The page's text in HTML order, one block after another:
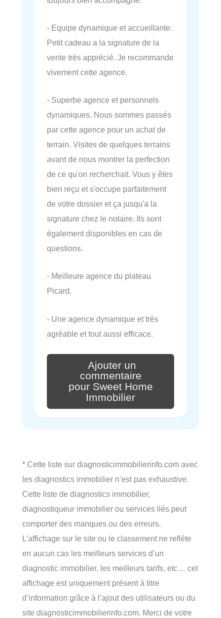
- Equipe dynamique et accueillante.
Petit cadeau a la signature de la
vente très apprécié. Je recommande
vivement cette agence.
- Superbe agence et personnels
dynamiques. Nous sommes passés
par cette agence pour un achat de
terrain. Visites de quelques terrains
avant de nous montrer la perfection
de ce qu'on recherchait. Vous y êtes
bien reçu et s'occupe parfaitement
de votre dossier et ça jusqu'a la
signature chez le notaire. Ils sont
également disponibles en cas de
questions.
- Meilleure agence du plateau
Picard.
- Une agence dynamique et très
agréable et tout aussi efficace.
Ajouter un
commentaire
pour Sweet Home
Immobilier
* Cette liste sur diagnosticimmobilierinfo.com avec
les diagnostics immobilier n’est pas exhaustive.
Cette liste de diagnostics immobilier,
diagnostiqueur immobilier ou services liés peut
comporter des manques ou des erreurs.
L’affichage sur le site ou le classement ne reflète
en aucun cas les meilleurs services d’un
diagnostic immobilier, les meilleurs tarifs, etc… cet
affichage est uniquement présent à titre
d’information grâce à l’ajout des utilisateurs ou du
site diagnosticimmobilierinfo.com. Merci de votre